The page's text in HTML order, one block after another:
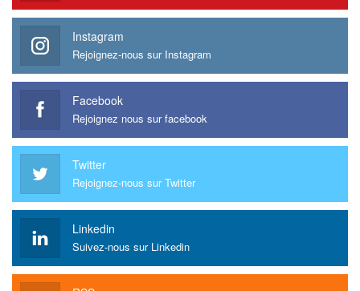
Instagram
Rejoignez-nous sur Instagram
Facebook
Rejoignez nous sur facebook
Twitter
Rejoignez-nous sur Twitter
Linkedin
Suivez-nous sur Linkedin